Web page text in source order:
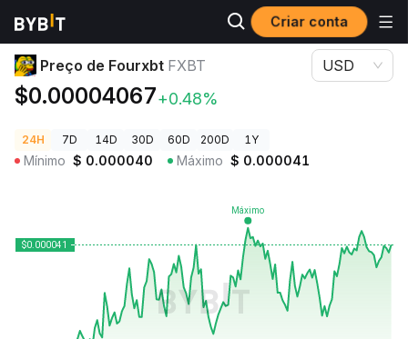
Criar conta
Preços de Criptomoedas Preço de Fourxbt FXBT
Preço de Fourxbt FXBT
$0.00004067+0.48%
USD
24H 7D 14D 30D 60D 200D 1Y
Mínimo $ 0.000040 Máximo $ 0.000041